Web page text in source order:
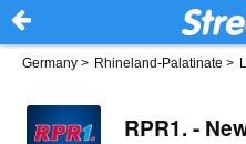
Germany > Rhineland-Palatinate >
RPR1. -